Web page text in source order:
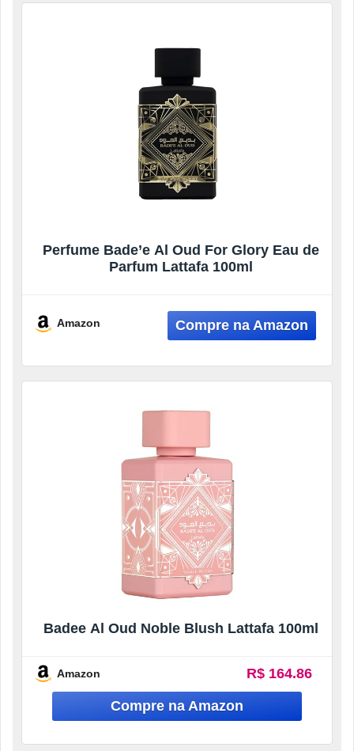
Perfume Bade’e Al Oud For Glory Eau de
Parfum Lattafa 100ml
Amazon
Badee Al Oud Noble Blush Lattafa 100ml
Amazon R$ 164.86